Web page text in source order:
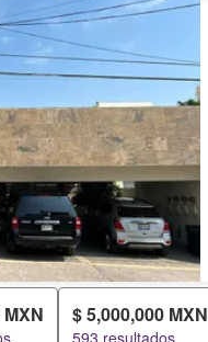
$ 5,000,000 MXN
593 resultados